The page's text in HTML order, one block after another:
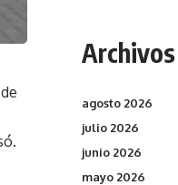
Archivos
agosto 2026
julio 2026
junio 2026
mayo 2026